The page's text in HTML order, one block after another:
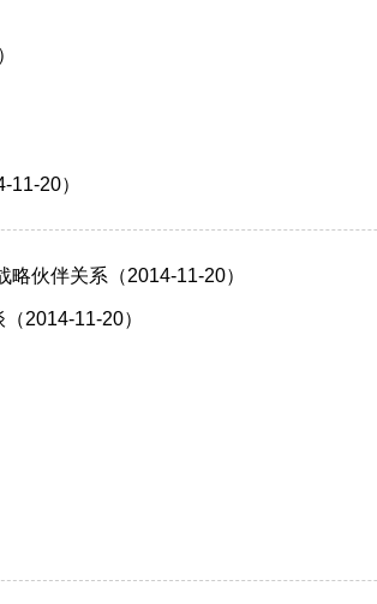
20）
伙伴关系（2014-11-20）
2014-11-20）